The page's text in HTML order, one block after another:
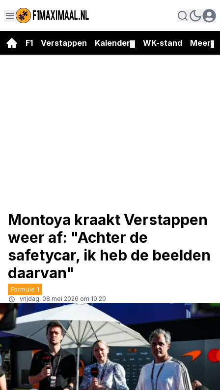
F1 Verstappen Kalender WK-stand Meer
Montoya kraakt Verstappen
weer af: "Achter de
safetycar, ik heb de beelden
daarvan"
Formule 1
vrijdag, 08 mei 2026 om 10:20